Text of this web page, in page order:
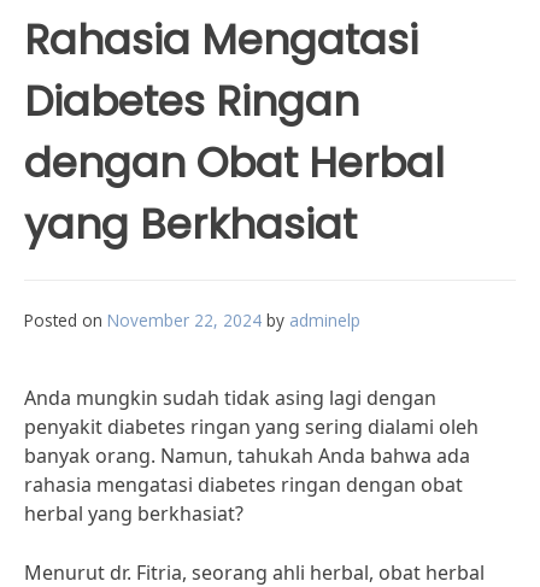
Rahasia Mengatasi
Diabetes Ringan
dengan Obat Herbal
yang Berkhasiat
Posted on November 22, 2024 by adminelp
Anda mungkin sudah tidak asing lagi dengan
penyakit diabetes ringan yang sering dialami oleh
banyak orang. Namun, tahukah Anda bahwa ada
rahasia mengatasi diabetes ringan dengan obat
herbal yang berkhasiat?
Menurut dr. Fitria, seorang ahli herbal, obat herbal